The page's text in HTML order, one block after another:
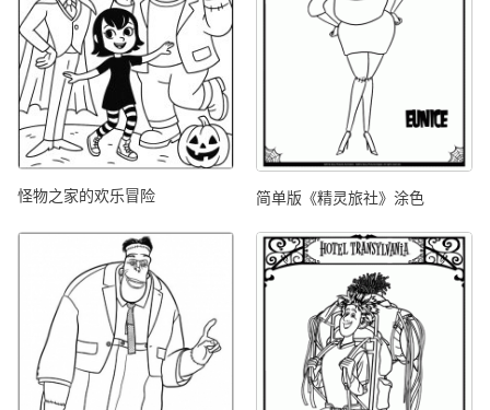
怪物之家的欢乐冒险 简单版《精灵旅社》涂色